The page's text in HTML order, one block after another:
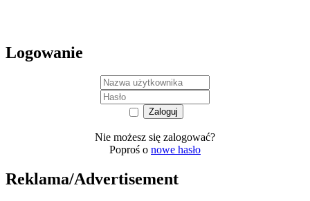
Logowanie
Nie możesz się zalogować?
Poproś o nowe hasło
Reklama/Advertisement